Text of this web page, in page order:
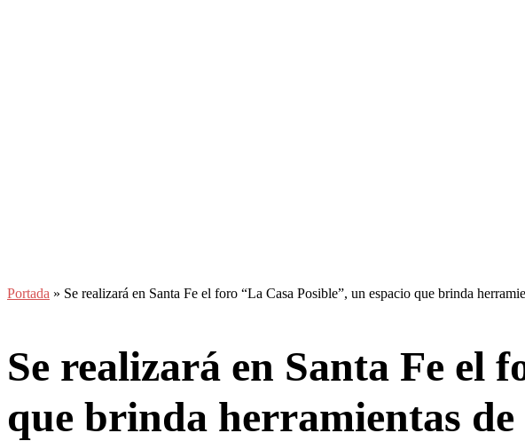
Portada » Se realizará en Santa Fe el foro “La Casa Posible”, un espacio que brinda
Se realizará en Santa Fe el
que brinda herramientas de